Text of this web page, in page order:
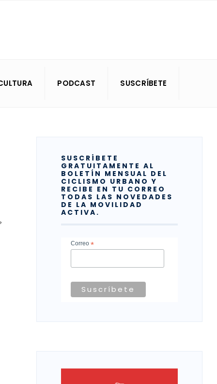
PODCAST SUSCRÍBETE
SUSCRÍBETE
GRATUITAMENTE AL
BOLETÍN MENSUAL DEL
CICLISMO URBANO Y
RECIBE EN TU CORREO
TODAS LAS NOVEDADES
DE LA MOVILIDAD
ACTIVA.
Correo *